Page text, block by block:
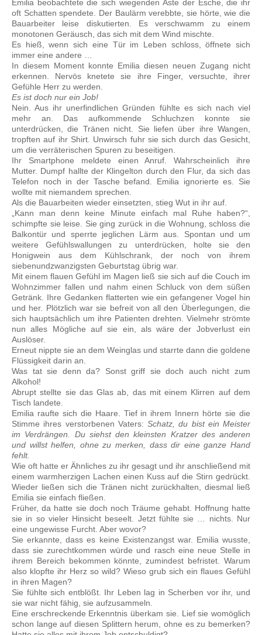
Emilia beobachtete die sich wiegenden Äste der Esche, die ihr
oft Schatten spendete. Der Baulärm verebbte, sie hörte, wie die
Bauarbeiter leise diskutierten. Es verschwamm zu einem
monotonen Geräusch, das sich mit dem Wind mischte.
Es hieß, wenn sich eine Tür im Leben schloss, öffnete sich
immer eine andere …
In diesem Moment konnte Emilia diesen neuen Zugang nicht
erkennen. Nervös knetete sie ihre Finger, versuchte, ihrer
Gefühle Herr zu werden.
Es ist doch nur ein Job!
Nein. Aus ihr unerfindlichen Gründen fühlte es sich nach viel
mehr an. Das aufkommende Schluchzen konnte sie
unterdrücken, die Tränen nicht. Sie liefen über ihre Wangen,
tropften auf ihr Shirt. Unwirsch fuhr sie sich durch das Gesicht,
um die verräterischen Spuren zu beseitigen.
Ihr Smartphone meldete einen Anruf. Wahrscheinlich ihre
Mutter. Dumpf hallte der Klingelton durch den Flur, da sich das
Telefon noch in der Tasche befand. Emilia ignorierte es. Sie
wollte mit niemandem sprechen.
Als die Bauarbeiten wieder einsetzten, stieg Wut in ihr auf.
„Kann man denn keine Minute einfach mal Ruhe haben?“,
schimpfte sie leise. Sie ging zurück in die Wohnung, schloss die
Balkontür und sperrte jeglichen Lärm aus. Spontan und um
weitere Gefühlswallungen zu unterdrücken, holte sie den
Honigwein aus dem Kühlschrank, der noch von ihrem
siebenundzwanzigsten Geburtstag übrig war.
Mit einem flauen Gefühl im Magen ließ sie sich auf die Couch im
Wohnzimmer fallen und nahm einen Schluck von dem süßen
Getränk. Ihre Gedanken flatterten wie ein gefangener Vogel hin
und her. Plötzlich war sie befreit von all den Überlegungen, die
sich hauptsächlich um ihre Patienten drehten. Vielmehr strömte
nun alles Mögliche auf sie ein, als wäre der Jobverlust ein
Auslöser.
Erneut nippte sie an dem Weinglas und starrte dann die goldene
Flüssigkeit darin an.
Was tat sie denn da? Sonst griff sie doch auch nicht zum
Alkohol!
Abrupt stellte sie das Glas ab, das mit einem Klirren auf dem
Tisch landete.
Emilia raufte sich die Haare. Tief in ihrem Innern hörte sie die
Stimme ihres verstorbenen Vaters: Schatz, du bist ein Meister
im Verdrängen. Du siehst den kleinsten Kratzer des anderen
und willst helfen, ohne zu merken, dass dir eine ganze Hand
fehlt.
Wie oft hatte er Ähnliches zu ihr gesagt und ihr anschließend mit
einem warmherzigen Lachen einen Kuss auf die Stirn gedrückt.
Wieder ließen sich die Tränen nicht zurückhalten, diesmal ließ
Emilia sie einfach fließen.
Früher, da hatte sie doch noch Träume gehabt. Hoffnung hatte
sie in so vieler Hinsicht beseelt. Jetzt fühlte sie … nichts. Nur
eine ungewisse Furcht. Aber wovor?
Sie erkannte, dass es keine Existenzangst war. Emilia wusste,
dass sie zurechtkommen würde und rasch eine neue Stelle in
ihrem Bereich bekommen könnte, zumindest befristet. Warum
also klopfte ihr Herz so wild? Wieso grub sich ein flaues Gefühl
in ihren Magen?
Sie fühlte sich entblößt. Ihr Leben lag in Scherben vor ihr, und
sie war nicht fähig, sie aufzusammeln.
Eine erschreckende Erkenntnis überkam sie. Lief sie womöglich
schon lange auf diesen Splittern herum, ohne es zu bemerken?